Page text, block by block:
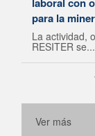
para la
La actividad,
RESITER se...
Ver más